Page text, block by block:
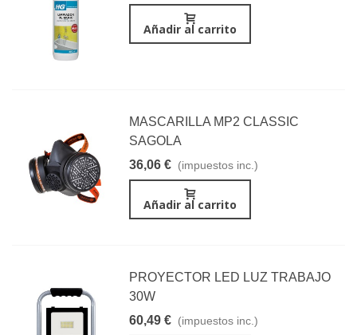
Añadir al carrito
MASCARILLA MP2 CLASSIC
SAGOLA
36,06 € (impuestos inc.)
Añadir al carrito
PROYECTOR LED LUZ TRABAJO
30W
60,49 € (impuestos inc.)